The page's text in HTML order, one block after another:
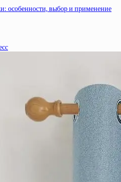
особенности, выбор и применение